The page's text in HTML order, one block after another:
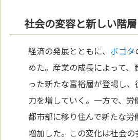
社会の変容と新しい階層
経済の発展とともに、 ボゴタ
めた。産業の成長によって
った新たな富裕層が登場し
力を増していく。一方で、労
都市部に移り住んで新たな
増加した。この変化は社会